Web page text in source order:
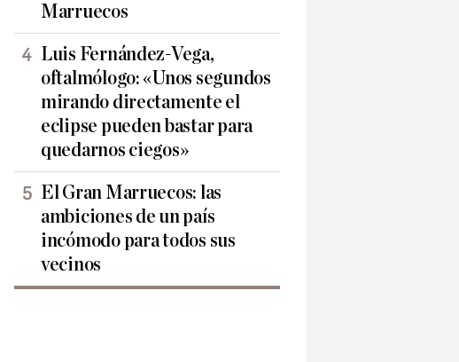
Marruecos
Luis Fernández-Vega,
oftalmólogo: «Unos segundos
mirando directamente el
eclipse pueden bastar para
quedarnos ciegos»
El Gran Marruecos: las
ambiciones de un país
incómodo para todos sus
vecinos